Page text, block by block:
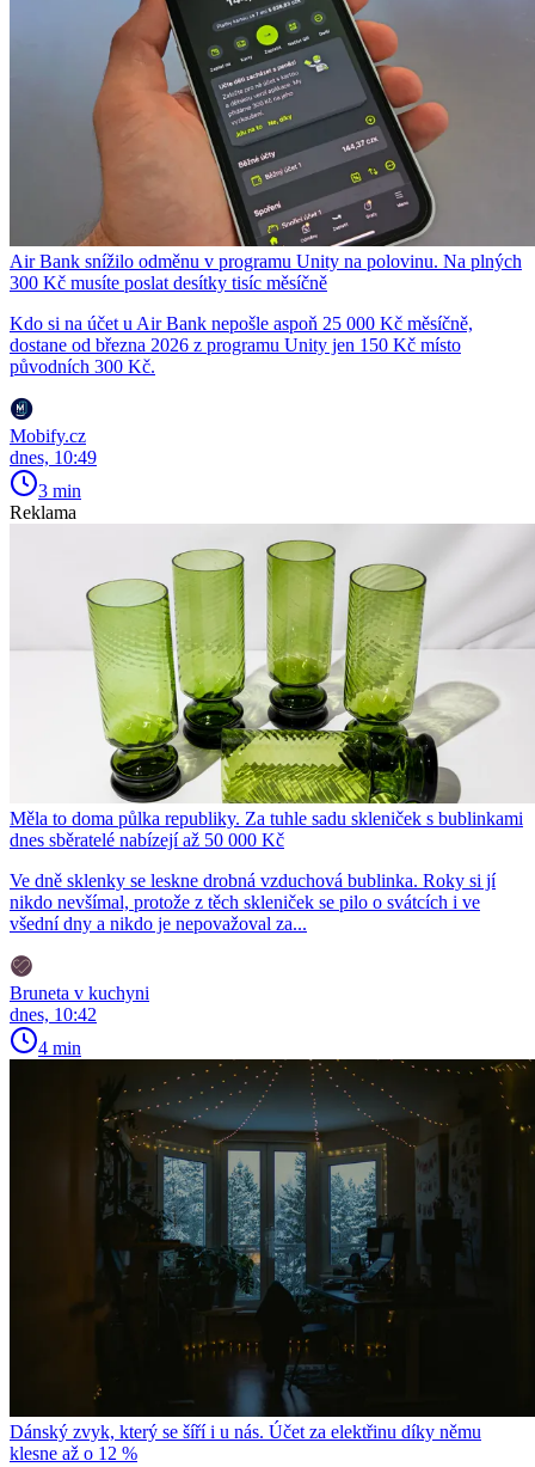
Air Bank snížilo odměnu v programu Unity na polovinu. Na plných
300 Kč musíte poslat desítky tisíc měsíčně
Kdo si na účet u Air Bank nepošle aspoň 25 000 Kč měsíčně,
dostane od března 2026 z programu Unity jen 150 Kč místo
původních 300 Kč.
Mobify.cz
dnes, 10:49
3 min
Reklama
Měla to doma půlka republiky. Za tuhle sadu skleniček s bublinkami
dnes sběratelé nabízejí až 50 000 Kč
Ve dně sklenky se leskne drobná vzduchová bublinka. Roky si jí
nikdo nevšímal, protože z těch skleniček se pilo o svátcích i ve
všední dny a nikdo je nepovažoval za...
Bruneta v kuchyni
dnes, 10:42
4 min
Dánský zvyk, který se šíří i u nás. Účet za elektřinu díky němu
klesne až o 12 %